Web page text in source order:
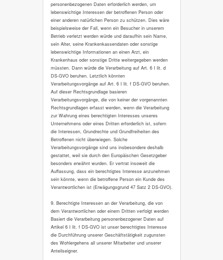
personenbezogenen Daten erforderlich werden, um
lebenswichtige Interessen der betroffenen Person oder
einer anderen natürlichen Person zu schützen. Dies wäre
beispielsweise der Fall, wenn ein Besucher in unserem
Betrieb verletzt werden würde und daraufhin sein Name,
sein Alter, seine Krankenkassendaten oder sonstige
lebenswichtige Informationen an einen Arzt, ein
Krankenhaus oder sonstige Dritte weitergegeben werden
müssten. Dann würde die Verarbeitung auf Art. 6 I lit. d
DS-GVO beruhen. Letztlich könnten
Verarbeitungsvorgänge auf Art. 6 I lit. f DS-GVO beruhen.
Auf dieser Rechtsgrundlage basieren
Verarbeitungsvorgänge, die von keiner der vorgenannten
Rechtsgrundlagen erfasst werden, wenn die Verarbeitung
zur Wahrung eines berechtigten Interesses unseres
Unternehmens oder eines Dritten erforderlich ist, sofern
die Interessen, Grundrechte und Grundfreiheiten des
Betroffenen nicht überwiegen. Solche
Verarbeitungsvorgänge sind uns insbesondere deshalb
gestattet, weil sie durch den Europäischen Gesetzgeber
besonders erwähnt wurden. Er vertrat insoweit die
Auffassung, dass ein berechtigtes Interesse anzunehmen
sein könnte, wenn die betroffene Person ein Kunde des
Verantwortlichen ist (Erwägungsgrund 47 Satz 2 DS-GVO).
9. Berechtigte Interessen an der Verarbeitung, die von
dem Verantwortlichen oder einem Dritten verfolgt werden
Basiert die Verarbeitung personenbezogener Daten auf
Artikel 6 I lit. f DS-GVO ist unser berechtigtes Interesse
die Durchführung unserer Geschäftstätigkeit zugunsten
des Wohlergehens all unserer Mitarbeiter und unserer
Anteilseigner.